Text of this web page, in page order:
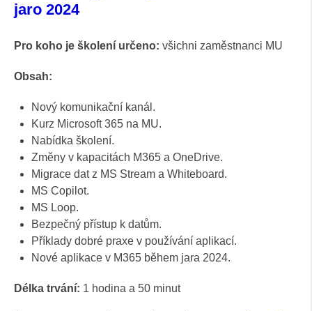
jaro 2024
Pro koho je školení určeno: všichni zaměstnanci MU
Obsah:
Nový komunikační kanál.
Kurz Microsoft 365 na MU.
Nabídka školení.
Změny v kapacitách M365 a OneDrive.
Migrace dat z MS Stream a Whiteboard.
MS Copilot.
MS Loop.
Bezpečný přístup k datům.
Příklady dobré praxe v používání aplikací.
Nové aplikace v M365 během jara 2024.
Délka trvání: 1 hodina a 50 minut